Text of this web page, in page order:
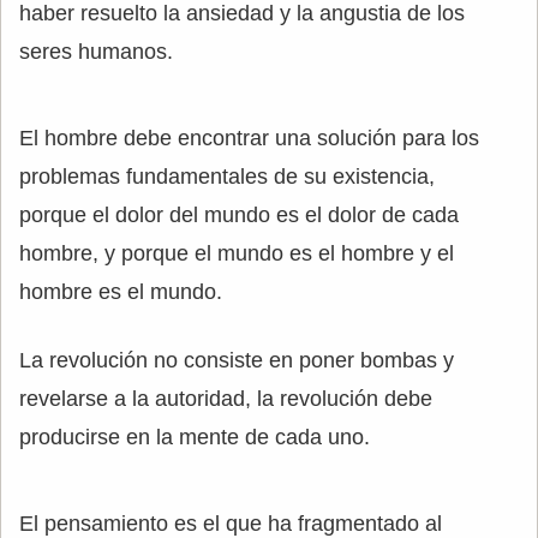
haber resuelto la ansiedad y la angustia de los
seres humanos.
El hombre debe encontrar una solución para los
problemas fundamentales de su existencia,
porque el dolor del mundo es el dolor de cada
hombre, y porque el mundo es el hombre y el
hombre es el mundo.
La revolución no consiste en poner bombas y
revelarse a la autoridad, la revolución debe
producirse en la mente de cada uno.
El pensamiento es el que ha fragmentado al